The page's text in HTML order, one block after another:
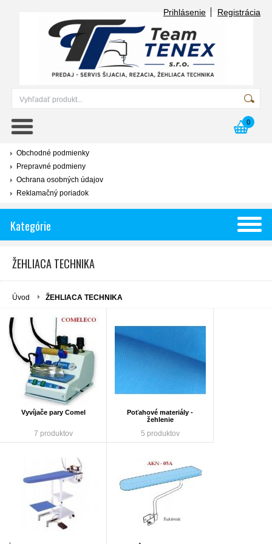
Prihlásenie Registrácia
0
Obchodné podmienky
Prepravné podmieny
Ochrana osobných údajov
Reklamačný poriadok
Kategórie
ŽEHLIACA TECHNIKA
Úvod ŽEHLIACA TECHNIKA
Vyvíjače pary Comel
7 produktov
Poťahové materiály -
žehlenie
5 produktov